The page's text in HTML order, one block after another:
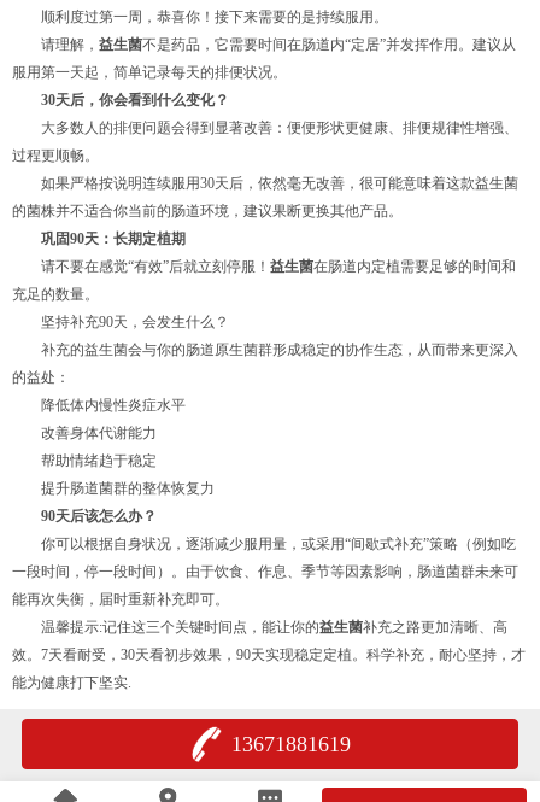
顺利度过第一周，恭喜你！接下来需要的是持续服用。
请理解， 益生菌不是药品，它需要时间在肠道内“定居”并发挥作用。建议从
服用第一天起，简单记录每天的排便状况。
30天后，你会看到什么变化？
大多数人的排便问题会得到显著改善：便便形状更健康、排便规律性增强、
过程更顺畅。
如果严格按说明连续服用30天后，依然毫无改善，很可能意味着这款益生菌
的菌株并不适合你当前的肠道环境，建议果断更换其他产品。
巩固90天：长期定植期
请不要在感觉“有效”后就立刻停服！ 益生菌在肠道内定植需要足够的时间和
充足的数量。
坚持补充90天，会发生什么？
补充的益生菌会与你的肠道原生菌群形成稳定的协作生态，从而带来更深入
的益处：
降低体内慢性炎症水平
改善身体代谢能力
帮助情绪趋于稳定
提升肠道菌群的整体恢复力
90天后该怎么办？
你可以根据自身状况，逐渐减少服用量，或采用“间歇式补充”策略（例如吃
一段时间，停一段时间）。由于饮食、作息、季节等因素影响，肠道菌群未来可
能再次失衡，届时重新补充即可。
温馨提示:记住这三个关键时间点，能让你的益生菌补充之路更加清晰、高
效。 7天看耐受， 30天看初步效果， 90天实现稳定定植。科学补充，耐心坚持，才
能为健康打下坚实.
13671881619